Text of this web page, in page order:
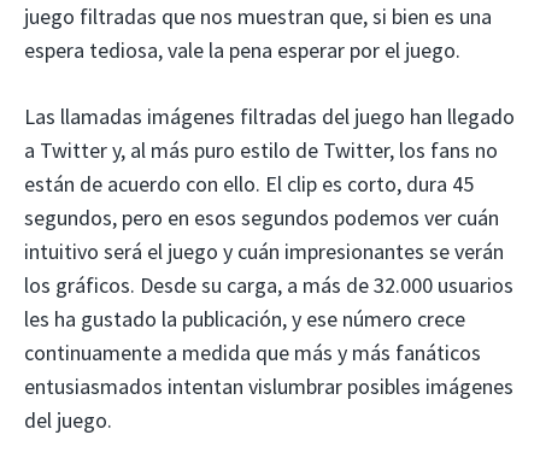
juego filtradas que nos muestran que, si bien es una
espera tediosa, vale la pena esperar por el juego.
Las llamadas imágenes filtradas del juego han llegado
a Twitter y, al más puro estilo de Twitter, los fans no
están de acuerdo con ello. El clip es corto, dura 45
segundos, pero en esos segundos podemos ver cuán
intuitivo será el juego y cuán impresionantes se verán
los gráficos. Desde su carga, a más de 32.000 usuarios
les ha gustado la publicación, y ese número crece
continuamente a medida que más y más fanáticos
entusiasmados intentan vislumbrar posibles imágenes
del juego.